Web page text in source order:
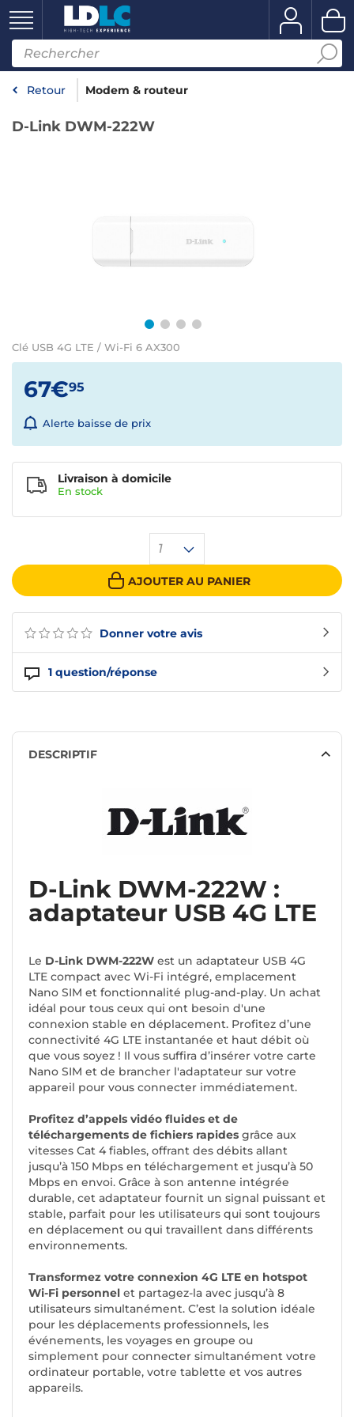
Retour Modem & routeur
D-Link DWM-222W
Clé USB 4G LTE / Wi-Fi 6 AX300
Donner votre avis
1 question/réponse
67€95
Alerte baisse de prix
1
AJOUTER AU PANIER
Livraison à domicile
En stock
DESCRIPTIF
D-Link DWM-222W :
adaptateur USB 4G LTE
Le D-Link DWM-222W est un adaptateur USB 4G
LTE compact avec Wi-Fi intégré, emplacement
Nano SIM et fonctionnalité plug-and-play. Un achat
idéal pour tous ceux qui ont besoin d'une
connexion stable en déplacement. Profitez d’une
connectivité 4G LTE instantanée et haut débit où
que vous soyez ! Il vous suffira d’insérer votre carte
Nano SIM et de brancher l'adaptateur sur votre
appareil pour vous connecter immédiatement.
Profitez d’appels vidéo fluides et de
téléchargements de fichiers rapides grâce aux
vitesses Cat 4 fiables, offrant des débits allant
jusqu’à 150 Mbps en téléchargement et jusqu’à 50
Mbps en envoi. Grâce à son antenne intégrée
durable, cet adaptateur fournit un signal puissant et
stable, parfait pour les utilisateurs qui sont toujours
en déplacement ou qui travaillent dans différents
environnements.
Transformez votre connexion 4G LTE en hotspot
Wi-Fi personnel et partagez-la avec jusqu’à 8
utilisateurs simultanément. C’est la solution idéale
pour les déplacements professionnels, les
événements, les voyages en groupe ou
simplement pour connecter simultanément votre
ordinateur portable, votre tablette et vos autres
appareils.